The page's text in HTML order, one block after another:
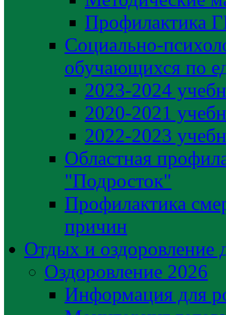
Социально-
обучающихся по
2023-2024
2020-2021
2022-2023
Областная
"Подросток"
Профилактика
причин
Отдых и оздоровление
Оздоровление 2026
Информация для